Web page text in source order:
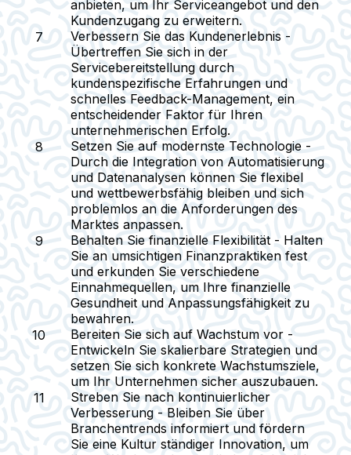
anbieten, um Ihr Serviceangebot und den
Kundenzugang zu erweitern.
Verbessern Sie das Kundenerlebnis -
Übertreffen Sie sich in der
Servicebereitstellung durch
kundenspezifische Erfahrungen und
schnelles Feedback-Management, ein
entscheidender Faktor für Ihren
unternehmerischen Erfolg.
Setzen Sie auf modernste Technologie -
Durch die Integration von Automatisierung
und Datenanalysen können Sie flexibel
und wettbewerbsfähig bleiben und sich
problemlos an die Anforderungen des
Marktes anpassen.
Behalten Sie finanzielle Flexibilität - Halten
Sie an umsichtigen Finanzpraktiken fest
und erkunden Sie verschiedene
Einnahmequellen, um Ihre finanzielle
Gesundheit und Anpassungsfähigkeit zu
bewahren.
Bereiten Sie sich auf Wachstum vor -
Entwickeln Sie skalierbare Strategien und
setzen Sie sich konkrete Wachstumsziele,
um Ihr Unternehmen sicher auszubauen.
Streben Sie nach kontinuierlicher
Verbesserung - Bleiben Sie über
Branchentrends informiert und fördern
Sie eine Kultur ständiger Innovation, um